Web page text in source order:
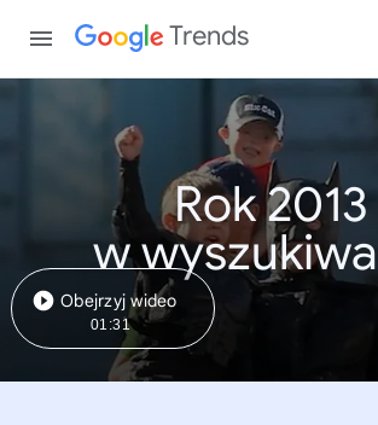
Trends
Rok 2013
w
Obejrzyj wideo
01:31